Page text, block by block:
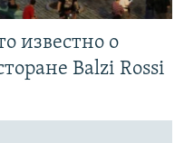
известно о
Balzi Rossi